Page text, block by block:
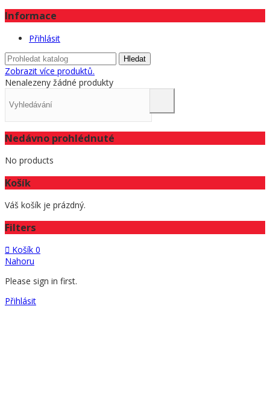
Informace
Přihlásit
Hledat
Zobrazit více produktů.
Nenalezeny žádné produkty
Nedávno prohlédnuté
No products
Košík
Váš košík je prázdný.
Filters
Košík 0
Nahoru
Please sign in first.
Přihlásit